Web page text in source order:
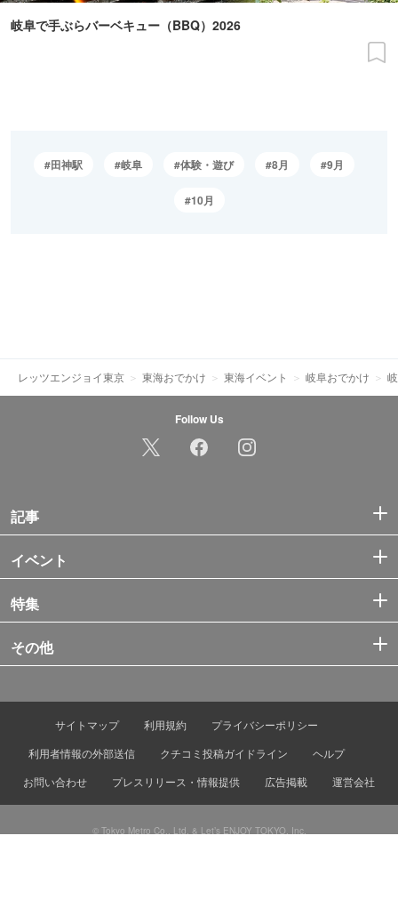
岐阜で手ぶらバーベキュー（BBQ）2026
田神駅 岐阜 体験・遊び 8月 9月
10月
レッツエンジョイ東京 東海おでかけ 東海イベント 岐阜おでかけ
Follow Us
記事
イベント
特集
その他
サイトマップ 利用規約
プライバシーポリシー
利用者情報の外部送信
クチコミ投稿ガイドライン
ヘルプ
お問い合わせ
プレスリリース・情報提供 広告掲載 運営会社
© Tokyo Metro Co., Ltd. & Let’s ENJOY TOKYO, Inc.